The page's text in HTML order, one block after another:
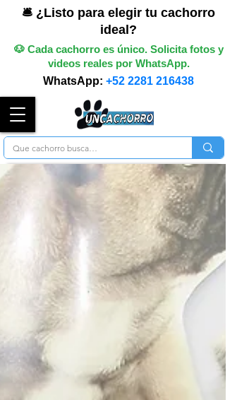
🛎️ ¿Listo para elegir tu cachorro
ideal?
🐶 Cada cachorro es único. Solicita fotos y
videos reales por WhatsApp.
WhatsApp: +52 2281 216438